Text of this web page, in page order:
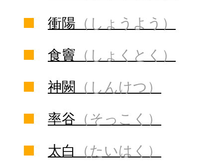
衝陽 （しょうよう）
食竇 （しょくとく）
神闕 （しんけつ）
率谷 （そっこく）
太白
（たいはく）